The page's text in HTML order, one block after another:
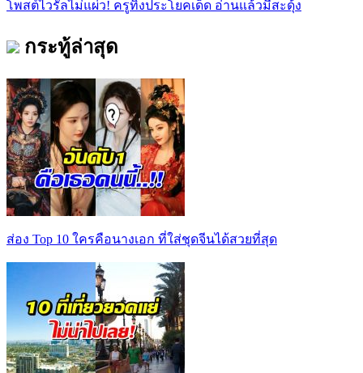
โพสต์ไวรัลไม่แผ่ว! ครูทิ้งประโยคเด็ด อ่านแล้วมีสะดุ้ง
กระทู้ล่าสุด
ส่อง Top 10 ใครคือนางเอก ที่ใส่ชุดจีนได้สวยที่สุด